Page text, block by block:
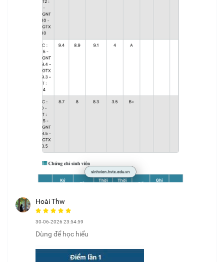
Hoài Thw
30-06-2026 23:54:59
Dùng để học hiểu